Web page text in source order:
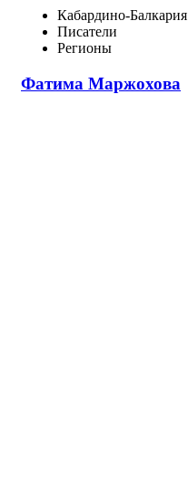
Кабардино-Балкария
Писатели
Регионы
Фатима Маржохова